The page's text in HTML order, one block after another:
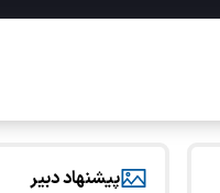
پیشنهاد دبیر